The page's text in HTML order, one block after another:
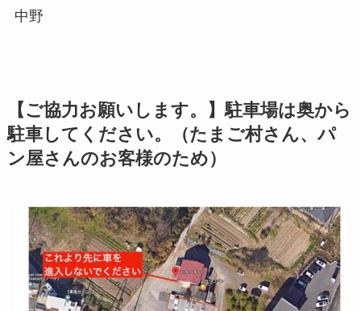
中野
【ご協力お願いします。】駐車場は奥から
駐車してください。（たまご村さん、パ
ン屋さんのお客様のため）